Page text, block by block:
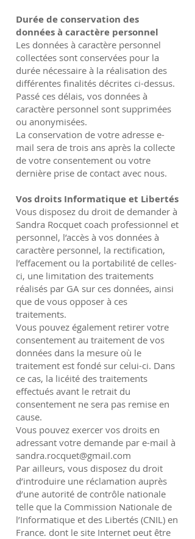
Durée de conservation des
données à caractère personnel
Les données à caractère personnel
collectées sont conservées pour la
durée nécessaire à la réalisation des
différentes finalités décrites ci-dessus.
Passé ces délais, vos données à
caractère personnel sont supprimées
ou anonymisées.
La conservation de votre adresse e-
mail sera de trois ans après la collecte
de votre consentement ou votre
dernière prise de contact avec nous.
Vos droits Informatique et Libertés
Vous disposez du droit de demander à
Sandra Rocquet coach professionnel et
personnel, l’accès à vos données à
caractère personnel, la rectification,
l’effacement ou la portabilité de celles-
ci, une limitation des traitements
réalisés par GA sur ces données, ainsi
que de vous opposer à ces
traitements.
Vous pouvez également retirer votre
consentement au traitement de vos
données dans la mesure où le
traitement est fondé sur celui-ci. Dans
ce cas, la licéité des traitements
effectués avant le retrait du
consentement ne sera pas remise en
cause.
Vous pouvez exercer vos droits en
adressant votre demande par e-mail à
sandra.rocquet@gmail.com
Par ailleurs, vous disposez du droit
d’introduire une réclamation auprès
d’une autorité de contrôle nationale
telle que la Commission Nationale de
l’Informatique et des Libertés (CNIL) en
France, dont le site Internet peut être